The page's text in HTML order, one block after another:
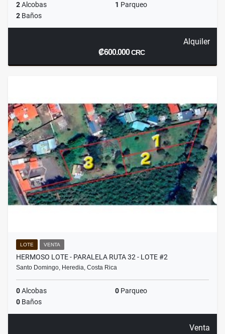
2Alcobas 1 Parqueo
2 Baños
Alquiler
₡600.000CRC
LOTE VENTA
HERMOSO LOTE - PARALELA RUTA 32 - LOTE #2
Santo Domingo, Heredia, Costa Rica
0Alcobas 0 Parqueo
0 Baños
Venta